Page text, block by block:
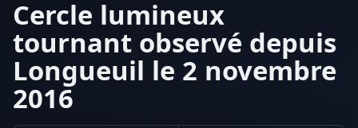
Cercle lumineux
tournant observé depuis
Longueuil le 2 novembre
2016